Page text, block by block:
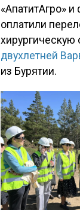
«АпатитАгро»
оплатили
двухлетней
из Бурятии.